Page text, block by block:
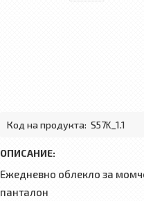
Код на продукта: S57K_1.1
ОПИСАНИЕ:
Ежедневно облекло за
панталон